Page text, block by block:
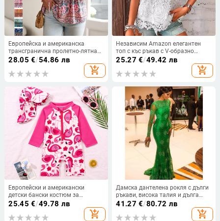
Европейска и американска
трансгранична пролетно-лятна
2025 нова бохемска
ваканционна риза с дълъг ръкав
и V-образно деколте с връзки за
28.05 €/54.86 лв
add_shopping_cart
Независим Amazon елегантен
топ с къс ръкав с V-образно
деколте, щампован, дантела,
европейска и американска лятна
нова тениска с къс ръкав за жени
25.27 €/49.42 лв
add_shopping_cart
Европейски и американски
детски бански костюм за
момичета с разделен дълъг
ръкав, бански с анимационни
герои, детски бански с горещ
25.45 €/49.78 лв
add_shopping_cart
Дамска дантелена рокля с дълги
ръкави, висока талия и дълга
пола, плат: дантела, 95%
41.27 €/80.72 лв
add_shopping_cart